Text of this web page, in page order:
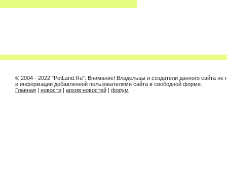
© 2004 - 2022 "PetLand.Ru". Внимание! Владельцы и создатели данного сайта
и информации добавленной пользователями сайта в свободной форме.
Главная | новости | архив новостей | форум